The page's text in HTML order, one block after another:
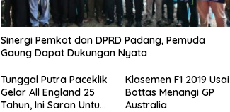
Sinergi Pemkot dan DPRD Padang, Pemuda
Gaung Dapat Dukungan Nyata
Tunggal Putra Paceklik
Gelar All England 25
Tahun, Ini Saran Untuk
Klasemen F1 2019 Usai
Bottas Menangi GP
Australia